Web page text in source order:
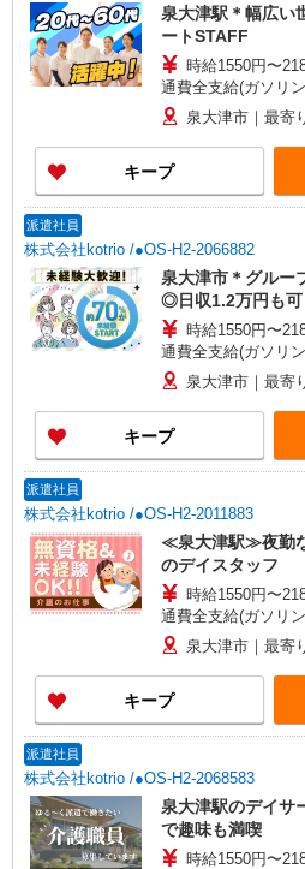
泉大津駅＊幅広い
ートSTAFF
時給1550円〜
通費全支給(ガソリ
泉大津市｜最寄
キープ
派遣社員
株式会社kotrio /●OS-H2-2066882
泉大津市＊グルー
◎日収1.2万円も可
時給1550円〜
通費全支給(ガソリ
泉大津市｜最寄
キープ
派遣社員
株式会社kotrio /●OS-H2-2011883
≪泉大津駅≫夜勤
のデイスタッフ
時給1550円〜
通費全支給(ガソリ
泉大津市｜最寄
キープ
派遣社員
株式会社kotrio /●OS-H2-2068583
泉大津駅のデイサ
で趣味も満喫
時給1550円〜